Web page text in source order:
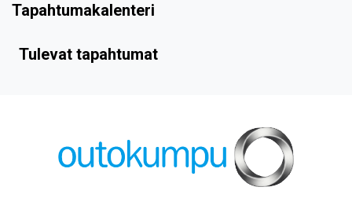
Tapahtumakalenteri
Tulevat tapahtumat